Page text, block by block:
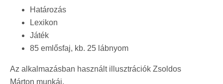
Határozás
Lexikon
Játék
85 emlősfaj, kb. 25 lábnyom
Az alkalmazásban használt illusztrációk Zsoldos
Márton munkái.